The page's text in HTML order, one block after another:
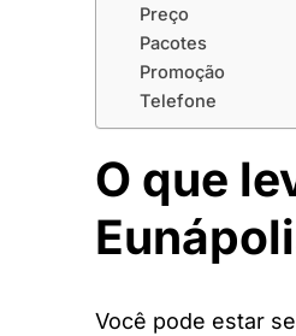
Preço
Pacotes
Promoção
Telefone
O que
Você pode estar